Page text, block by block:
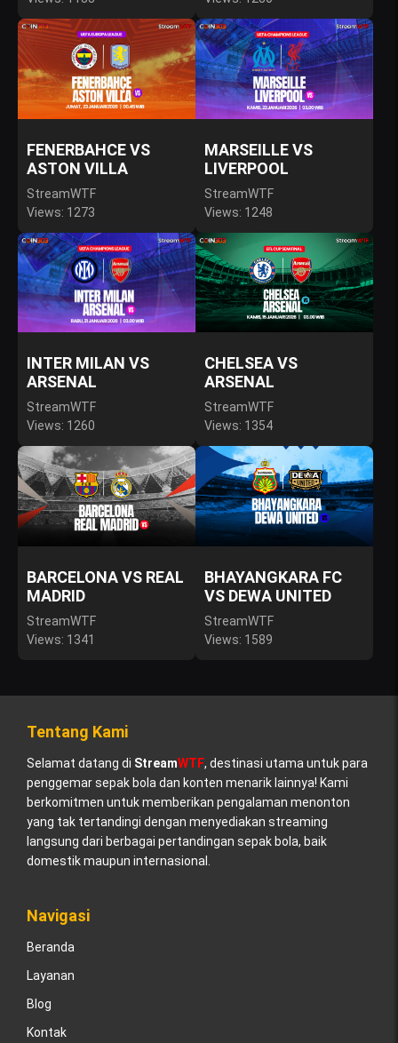
FENERBAHCE VS
ASTON VILLA
StreamWTF
Views: 1273
MARSEILLE VS
LIVERPOOL
StreamWTF
Views: 1248
INTER MILAN VS
ARSENAL
StreamWTF
Views: 1260
CHELSEA VS
ARSENAL
StreamWTF
Views: 1354
BARCELONA VS REAL
MADRID
StreamWTF
Views: 1341
BHAYANGKARA FC
VS DEWA UNITED
StreamWTF
Views: 1589
Tentang Kami
Selamat datang di StreamWTF, destinasi utama untuk para
penggemar sepak bola dan konten menarik lainnya! Kami
berkomitmen untuk memberikan pengalaman menonton
yang tak tertandingi dengan menyediakan streaming
langsung dari berbagai pertandingan sepak bola, baik
domestik maupun internasional.
Navigasi
Beranda
Layanan
Blog
Kontak